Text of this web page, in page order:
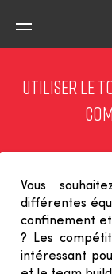
Nos clients
Blog
Contact
Utiliser le
Vous
différentes
confinement
? Les
intéressant